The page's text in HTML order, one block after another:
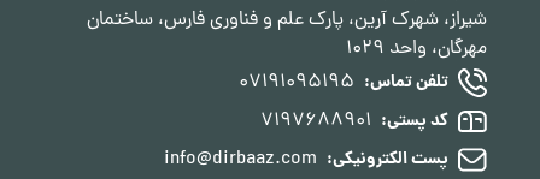
شیراز، شهرک آرین، پارک علم و فناوری فارس، ساختمان
مهرگان، واحد 1029
تلفن تماس: 07191095195
کد پستی: 7197688901
پست الکترونیکی: info@dirbaaz.com